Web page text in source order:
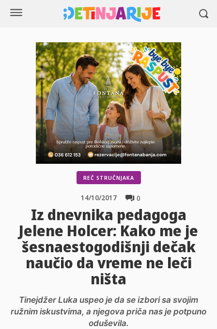
REČ STRUČNJAKA
0
14/10/2017
Iz dnevnika pedagoga
Jelene Holcer: Kako me je
šesnaestogodišnji dečak
naučio da vreme ne leči
ništa
Tinejdžer Luka uspeo je da se izbori sa svojim
ružnim iskustvima, a njegova priča nas je potpuno
oduševila.